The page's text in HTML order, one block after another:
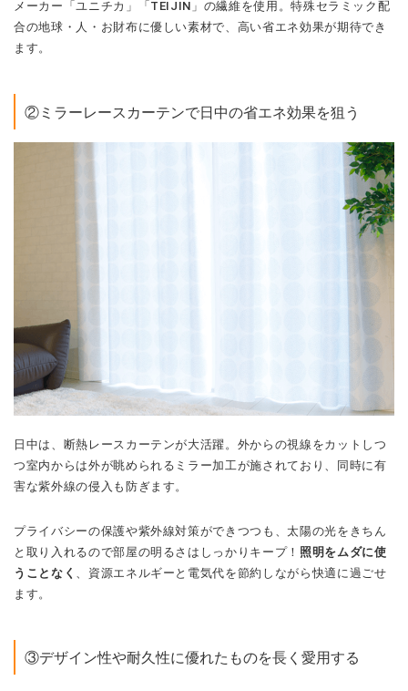
メーカー「ユニチカ」「TEIJIN」の繊維を使用。特殊セラミック配
合の地球・人・お財布に優しい素材で、高い省エネ効果が期待でき
ます。
②ミラーレースカーテンで日中の省エネ効果を狙う
日中は、断熱レースカーテンが大活躍。外からの視線をカットしつ
つ室内からは外が眺められるミラー加工が施されており、同時に有
害な紫外線の侵入も防ぎます。
プライバシーの保護や紫外線対策ができつつも、太陽の光をきちん
と取り入れるので部屋の明るさはしっかりキープ！ 照明をムダに使
うことなく
、資源エネルギーと電気代を節約しながら快適に過ごせ
ます。
③デザイン性や耐久性に優れたものを長く愛用する